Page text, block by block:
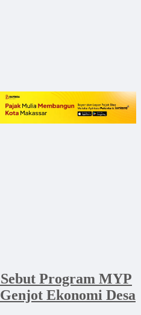
Program MYP
Ekonomi Desa